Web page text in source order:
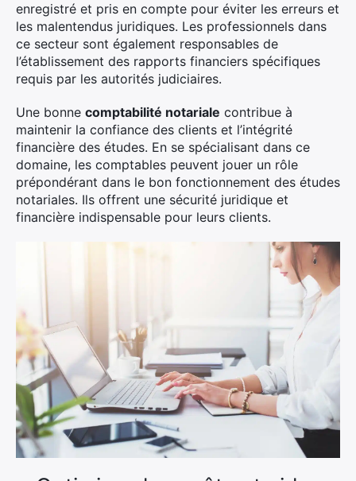
enregistré et pris en compte pour éviter les erreurs et
les malentendus juridiques. Les professionnels dans
ce secteur sont également responsables de
l’établissement des rapports financiers spécifiques
requis par les autorités judiciaires.
Une bonne comptabilité notariale contribue à
maintenir la confiance des clients et l’intégrité
financière des études. En se spécialisant dans ce
domaine, les comptables peuvent jouer un rôle
prépondérant dans le bon fonctionnement des études
notariales. Ils offrent une sécurité juridique et
financière indispensable pour leurs clients.